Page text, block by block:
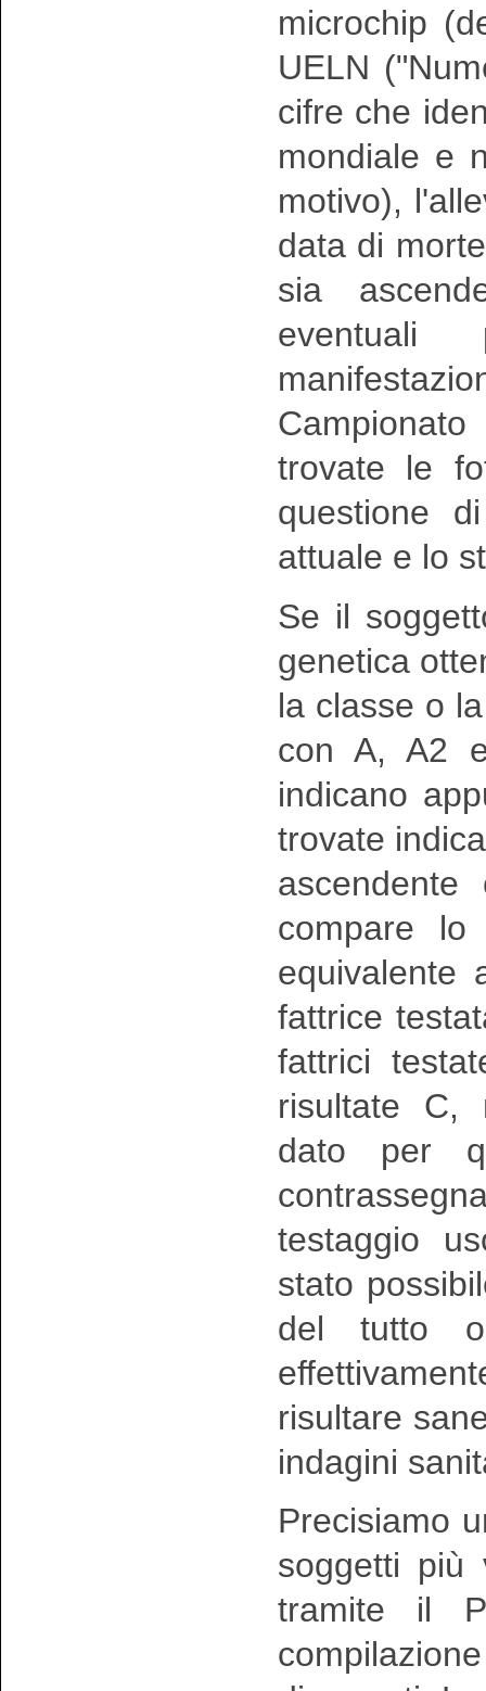
microchip
UELN (
cifre che
mondiale e
motivo),
data di
sia
trovate le
questione
attuale e lo
Se il
genetica
la classe o
con A, A2
indicano
trovate
compare
equivalente
fattrice
fattrici
risultate C,
dato per
testaggio
stato
del tutto
risultare
indagini
Precisiamo
soggetti più
tramite il